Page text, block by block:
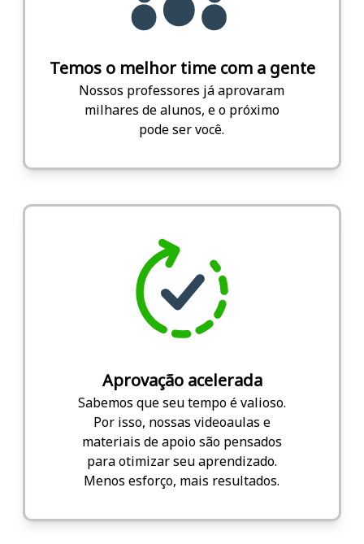
Temos o melhor time com a gente
Nossos professores já aprovaram
milhares de alunos, e o próximo
pode ser você.
Aprovação acelerada
Sabemos que seu tempo é valioso.
Por isso, nossas videoaulas e
materiais de apoio são pensados
para otimizar seu aprendizado.
Menos esforço, mais resultados.